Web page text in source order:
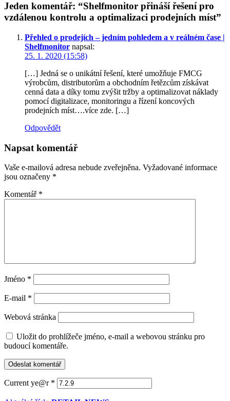
Jeden komentář: “Shelfmonitor přináší řešení pro
vzdálenou kontrolu a optimalizaci prodejních míst”
Přehled o prodejích – jedním pohledem a v reálném čase |
Shelfmonitor napsal:
25. 1. 2020 (15:58)
[…] Jedná se o unikátní řešení, které umožňuje FMCG
výrobcům, distributorům a obchodním řetězcům získávat
cenná data a díky tomu zvýšit tržby a optimalizovat náklady
pomocí digitalizace, monitoringu a řízení koncových
prodejních míst….více zde. […]
Odpovědět
Napsat komentář
Vaše e-mailová adresa nebude zveřejněna. Vyžadované informace
jsou označeny *
Komentář *
Jméno *
E-mail *
Webová stránka
Uložit do prohlížeče jméno, e-mail a webovou stránku pro
budoucí komentáře.
Current ye@r *